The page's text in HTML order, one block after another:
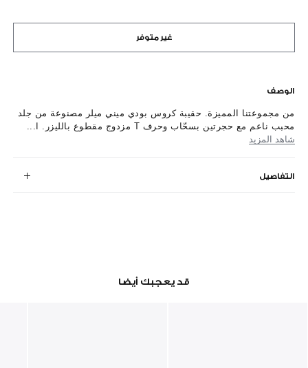
غير متوفر
الوصف
من مجموعتنا المميزة. حقيبة كروس بودي ميني ميلر مصنوعة من جلد
محبب ناعم مع حجرتين بسحّاب وحرف T مزدوج مقطوع بالليزر. ا...
شاهد المزيد
التفاصيل
قد يعجبك أيضا